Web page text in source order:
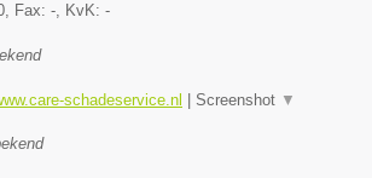
, Fax: -, KvK: -
schadeservice.nl Screenshot ▼